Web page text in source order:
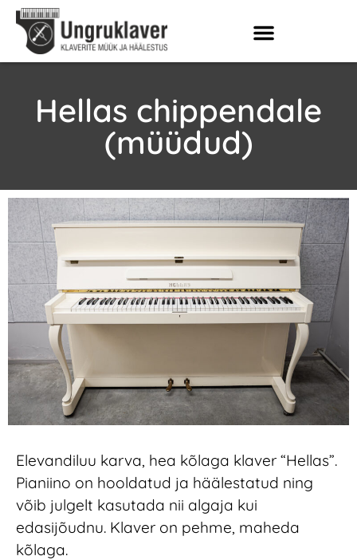
Hellas chippendale
(müüdud)
Elevandiluu karva, hea kõlaga klaver “Hellas”.
Pianiino on hooldatud ja häälestatud ning
võib julgelt kasutada nii algaja kui
edasijõudnu. Klaver on pehme, maheda
kõlaga.